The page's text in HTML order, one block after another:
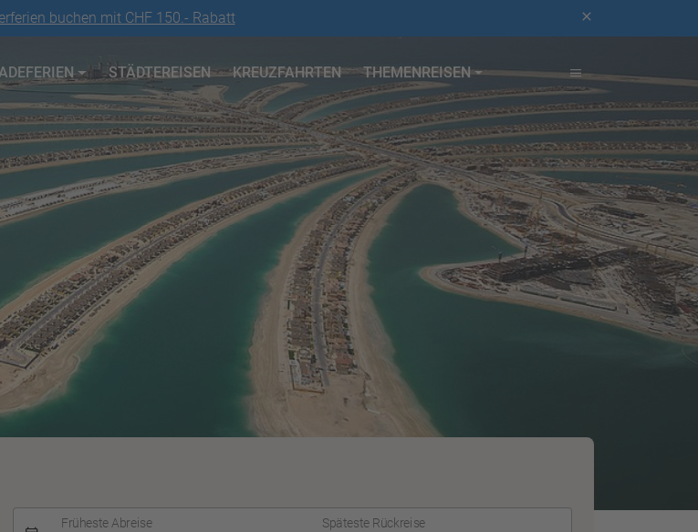
buchen mit CHF 150.- Rabatt
STÄDTEREISEN KREUZFAHRTEN THEMENREISEN
Früheste Abreise Späteste Rückreise